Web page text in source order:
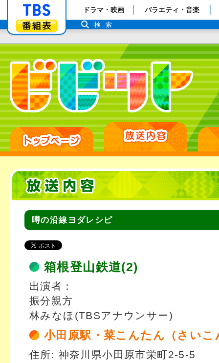
「TBSテレビ」トップページ
番組表
ドラマ・映画 バラエティ・音楽
検索
噂の沿線ヨダレシピ
箱根登山鉄道(2)
出演者：
振分親方
林みなほ(TBSアナウンサー)
小田原駅・菜こんたん（さいこ
住所: 神奈川県小田原市栄町2-5-5